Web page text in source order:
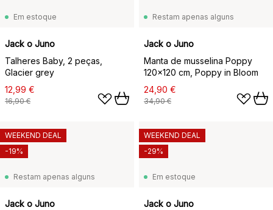
Em estoque
Jack o Juno
Talheres Baby, 2 peças,
Glacier grey
12,99 €
16,90 €
Restam apenas alguns
Jack o Juno
Manta de musselina Poppy
120x120 cm, Poppy in Bloom
24,90 €
34,90 €
Restam apenas alguns
Jack o Juno
WEEKEND DEAL
-19%
Em estoque
Jack o Juno
WEEKEND DEAL
-29%